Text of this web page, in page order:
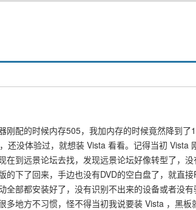
的时候内存505，我加内存的时候竟然降到了
还没体验过，就想装 Vista 看看。记得当初 Vista
在到远景论坛去找，发现远景论坛好像转型了，
下了回来，手边也没有DVD的空白盘了，就直接
都安装好了，没有识别不出来的设备或者没有
方不习惯，怪不得当初我说要装 Vista ，黑板